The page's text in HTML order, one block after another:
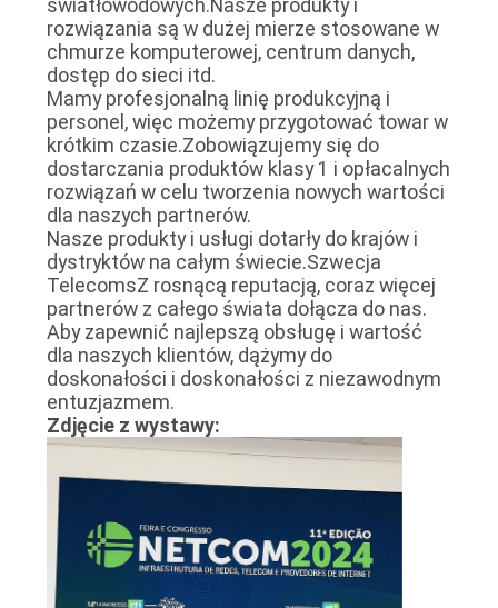
światłowodowych.Nasze produkty i
rozwiązania są w dużej mierze stosowane w
chmurze komputerowej, centrum danych,
dostęp do sieci itd.
Mamy profesjonalną linię produkcyjną i
personel, więc możemy przygotować towar w
krótkim czasie.Zobowiązujemy się do
dostarczania produktów klasy 1 i opłacalnych
rozwiązań w celu tworzenia nowych wartości
dla naszych partnerów.
Nasze produkty i usługi dotarły do krajów i
dystryktów na całym świecie.Szwecja
TelecomsZ rosnącą reputacją, coraz więcej
partnerów z całego świata dołącza do nas.
Aby zapewnić najlepszą obsługę i wartość
dla naszych klientów, dążymy do
doskonałości i doskonałości z niezawodnym
entuzjazmem.
Zdjęcie z wystawy: